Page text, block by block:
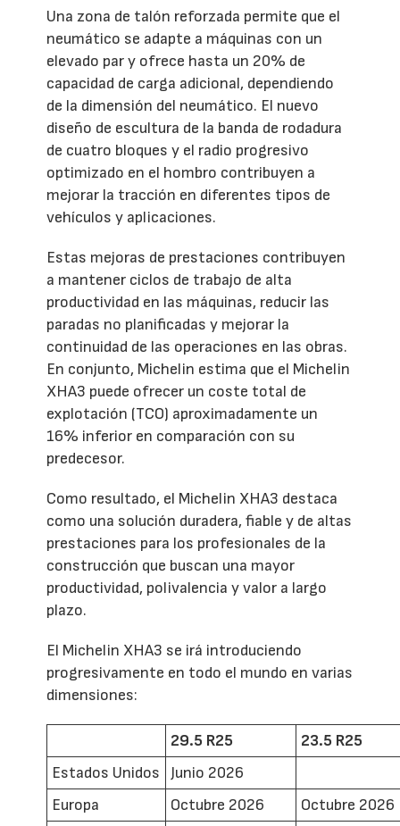
Una zona de talón reforzada permite que el
neumático se adapte a máquinas con un
elevado par y ofrece hasta un 20% de
capacidad de carga adicional, dependiendo
de la dimensión del neumático. El nuevo
diseño de escultura de la banda de rodadura
de cuatro bloques y el radio progresivo
optimizado en el hombro contribuyen a
mejorar la tracción en diferentes tipos de
vehículos y aplicaciones.
Estas mejoras de prestaciones contribuyen
a mantener ciclos de trabajo de alta
productividad en las máquinas, reducir las
paradas no planificadas y mejorar la
continuidad de las operaciones en las obras.
En conjunto, Michelin estima que el Michelin
XHA3 puede ofrecer un coste total de
explotación (TCO) aproximadamente un
16% inferior en comparación con su
predecesor.
Como resultado, el Michelin XHA3 destaca
como una solución duradera, fiable y de altas
prestaciones para los profesionales de la
construcción que buscan una mayor
productividad, polivalencia y valor a largo
plazo.
El Michelin XHA3 se irá introduciendo
progresivamente en todo el mundo en varias
dimensiones:
29.5 R25
23.5 R25
Estados Unidos
Junio 2026
Europa
Octubre 2026
Octubre 2026